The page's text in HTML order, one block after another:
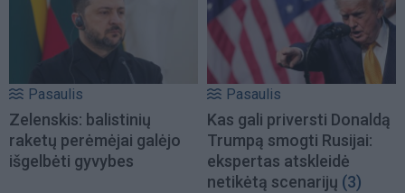
Pasaulis
Zelenskis: balistinių
raketų perėmėjai galėjo
išgelbėti gyvybes
Pasaulis
Kas gali priversti Donaldą
Trumpą smogti Rusijai:
ekspertas atskleidė
netikėtą scenarijų (3)